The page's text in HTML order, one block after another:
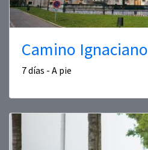
Camino Ignaciano
7 días - A pie